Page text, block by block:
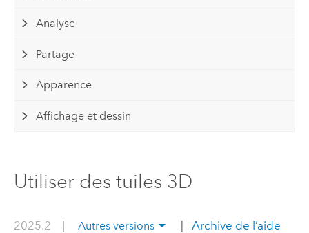
Analyse
Partage
Apparence
Affichage et dessin
Utiliser des tuiles 3D
2025.2 | Autres versions | Archive de l’aide